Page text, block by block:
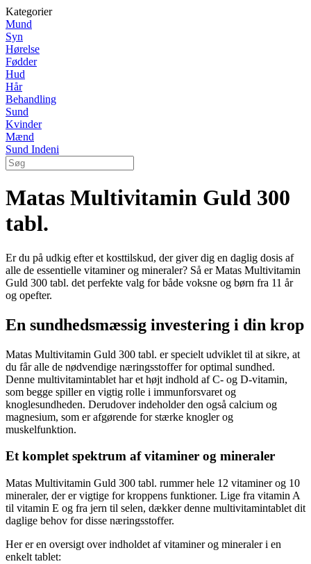
Kategorier
Mund
Syn
Hørelse
Fødder
Hud
Hår
Behandling
Sund
Kvinder
Mænd
Sund Indeni
Matas Multivitamin Guld 300
tabl.
Er du på udkig efter et kosttilskud, der giver dig en daglig dosis af
alle de essentielle vitaminer og mineraler? Så er Matas Multivitamin
Guld 300 tabl. det perfekte valg for både voksne og børn fra 11 år
og opefter.
En sundhedsmæssig investering i din krop
Matas Multivitamin Guld 300 tabl. er specielt udviklet til at sikre, at
du får alle de nødvendige næringsstoffer for optimal sundhed.
Denne multivitamintablet har et højt indhold af C- og D-vitamin,
som begge spiller en vigtig rolle i immunforsvaret og
knoglesundheden. Derudover indeholder den også calcium og
magnesium, som er afgørende for stærke knogler og
muskelfunktion.
Et komplet spektrum af vitaminer og mineraler
Matas Multivitamin Guld 300 tabl. rummer hele 12 vitaminer og 10
mineraler, der er vigtige for kroppens funktioner. Lige fra vitamin A
til vitamin E og fra jern til selen, dækker denne multivitamintablet dit
daglige behov for disse næringsstoffer.
Her er en oversigt over indholdet af vitaminer og mineraler i en
enkelt tablet: